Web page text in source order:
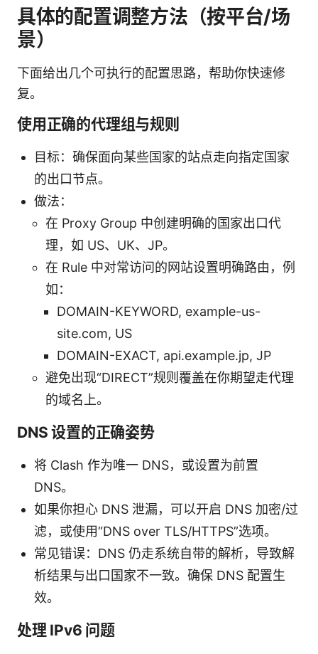
具体的配置调整方法（按平台/场
景）
下面给出几个可执行的配置思路，帮助你快速修
复。
使用正确的代理组与规则
目标：确保面向某些国家的站点走向指定国家
的出口节点。
做法：
在 Proxy Group 中创建明确的国家出口代
理，如 US、UK、JP。
在 Rule 中对常访问的网站设置明确路由，例
如：
DOMAIN-KEYWORD, example-us-
site.com, US
DOMAIN-EXACT, api.example.jp, JP
避免出现“DIRECT”规则覆盖在你期望走代理
的域名上。
DNS 设置的正确姿势
将 Clash 作为唯一 DNS，或设置为前置
DNS。
如果你担心 DNS 泄漏，可以开启 DNS 加密/过
滤，或使用“DNS over TLS/HTTPS”选项。
常见错误：DNS 仍走系统自带的解析，导致解
析结果与出口国家不一致。确保 DNS 配置生
效。
处理 IPv6 问题